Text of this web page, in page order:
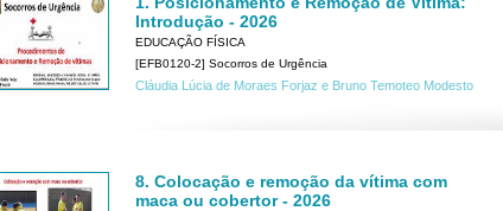
Introdução - 2026
EDUCAÇÃO FÍSICA
[EFB0120-2] Socorros de Urgência
Cláudia Lúcia de Moraes Forjaz e Bruno Temoteo Modesto
8. Colocação e remoção da vítima com
maca ou cobertor - 2026